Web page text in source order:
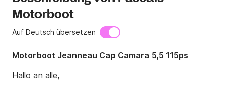
Motorboot
Auf Deutsch übersetzen
Motorboot Jeanneau Cap Camara 5,5 115ps
Hallo an alle,